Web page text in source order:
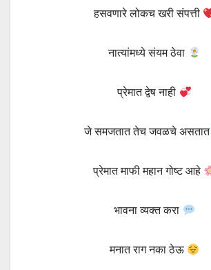
हसवणारे लोकच खरी संपत्ती
नात्यांमध्ये संयम ठेवा
प्रेमात द्वेष नाही
जे समजतात तेच जवळचे असतात
प्रेमात माफी महान गोष्ट आहे
भावना व्यक्त करा
मनात राग नका ठेऊ